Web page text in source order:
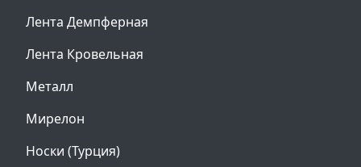
Лента Демпферная
Лента Кровельная
Металл
Мирелон
Носки (Турция)